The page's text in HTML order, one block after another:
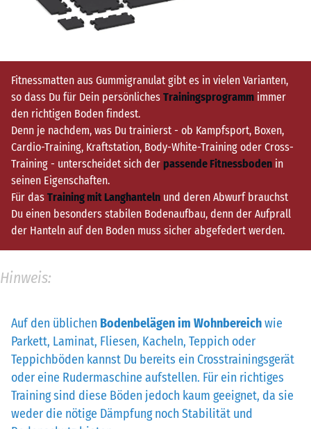
Fitnessmatten aus Gummigranulat gibt es in vielen Varianten,
so dass Du für Dein persönliches Trainingsprogramm immer
den richtigen Boden findest.
Denn je nachdem, was Du trainierst - ob Kampfsport, Boxen,
Cardio-Training, Kraftstation, Body-White-Training oder Cross-
Training - unterscheidet sich der passende Fitnessboden in
seinen Eigenschaften.
Für das Training mit Langhanteln und deren Abwurf brauchst
Du einen besonders stabilen Bodenaufbau, denn der Aufprall
der Hanteln auf den Boden muss sicher abgefedert werden.
Hinweis:
Auf den üblichen Bodenbelägen im Wohnbereichwie
Parkett, Laminat, Fliesen, Kacheln, Teppich oder
Teppichböden kannst Du bereits ein Crosstrainingsgerät
oder eine Rudermaschine aufstellen. Für ein richtiges
Training sind diese Böden jedoch kaum geeignet, da sie
weder die nötige Dämpfung noch Stabilität und